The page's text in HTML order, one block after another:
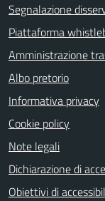
Segnalazione
Piattaforma
Amministrazione
Albo pretorio
Informativa privacy
Cookie policy
Note legali
Dichiarazione di
Obiettivi di